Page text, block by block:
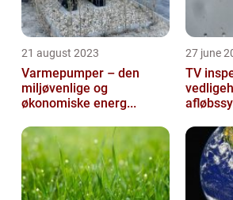
21 august 2023
Varmepumper – den
miljøvenlige og
økonomiske energ...
27 june
TV